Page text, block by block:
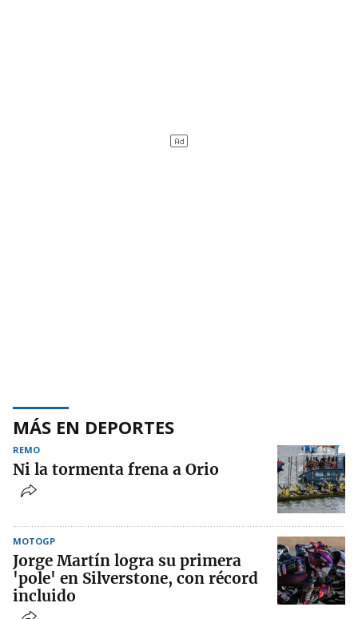
MÁS EN DEPORTES
REMO
Ni la tormenta frena a Orio
MOTOGP
Jorge Martín logra su primera
'pole' en Silverstone, con récord
incluido